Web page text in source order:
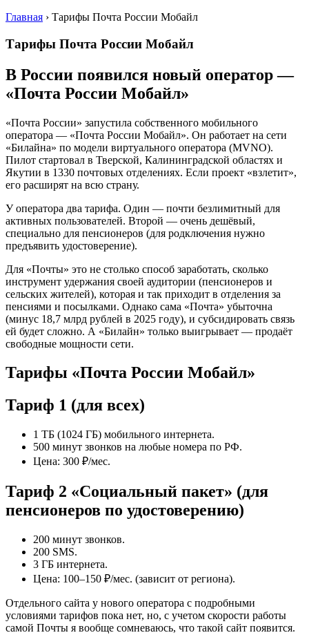
Главная › Тарифы Почта России Мобайл
Тарифы Почта России Мобайл
В России появился новый оператор —
«Почта России Мобайл»
«Почта России» запустила собственного мобильного
оператора — «Почта России Мобайл». Он работает на сети
«Билайна» по модели виртуального оператора (MVNO).
Пилот стартовал в Тверской, Калининградской областях и
Якутии в 1330 почтовых отделениях. Если проект «взлетит»,
его расширят на всю страну.
У оператора два тарифа. Один — почти безлимитный для
активных пользователей. Второй — очень дешёвый,
специально для пенсионеров (для родключения нужно
предъявить удостоверение).
Для «Почты» это не столько способ заработать, сколько
инструмент удержания своей аудитории (пенсионеров и
сельских жителей), которая и так приходит в отделения за
пенсиями и посылками. Однако сама «Почта» убыточна
(минус 18,7 млрд рублей в 2025 году), и субсидировать связь
ей будет сложно. А «Билайн» только выигрывает — продаёт
свободные мощности сети.
Тарифы «Почта России Мобайл»
Тариф 1 (для всех)
1 ТБ (1024 ГБ) мобильного интернета.
500 минут звонков на любые номера по РФ.
Цена: 300 ₽/мес.
Тариф 2 «Социальный пакет» (для
пенсионеров по удостоверению)
200 минут звонков.
200 SMS.
3 ГБ интернета.
Цена: 100–150 ₽/мес. (зависит от региона).
Отдельного сайта у нового оператора с подробными
условиями тарифов пока нет, но, с учетом скорости работы
самой Почты я вообще сомневаюсь, что такой сайт появится.